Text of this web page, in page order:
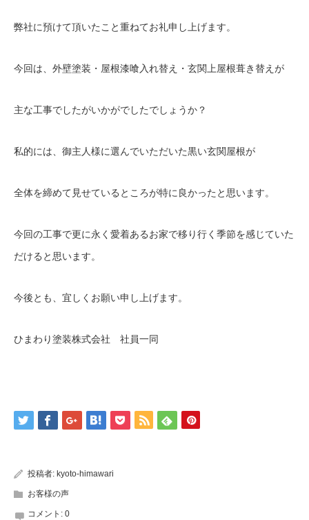
弊社に預けて頂いたこと重ねてお礼申し上げます。
今回は、外壁塗装・屋根漆喰入れ替え・玄関上屋根葺き替えが
主な工事でしたがいかがでしたでしょうか？
私的には、御主人様に選んでいただいた黒い玄関屋根が
全体を締めて見せているところが特に良かったと思います。
今回の工事で更に永く愛着あるお家で移り行く季節を感じていた
だけると思います。
今後とも、宜しくお願い申し上げます。
ひまわり塗装株式会社 社員一同
投稿者: kyoto-himawari
お客様の声
コメント: 0